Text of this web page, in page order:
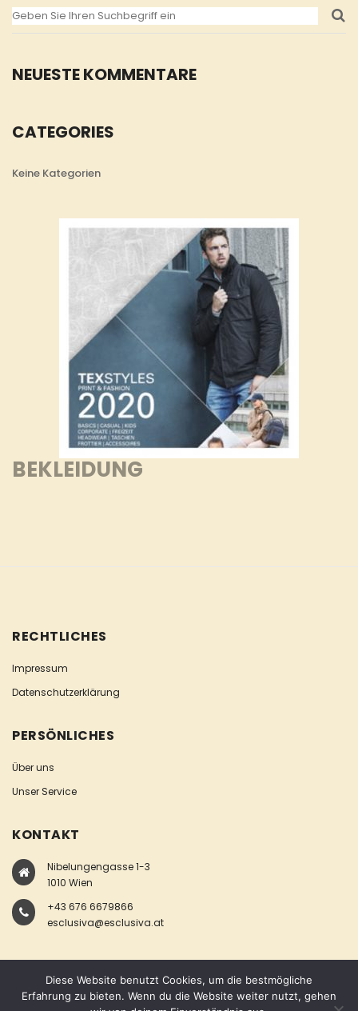
NEUESTE KOMMENTARE
CATEGORIES
Keine Kategorien
BEKLEIDUNG
RECHTLICHES
Impressum
Datenschutzerklärung
PERSÖNLICHES
Über uns
Unser Service
KONTAKT
Nibelungengasse 1-3
1010 Wien
+43 676 6679866
esclusiva@esclusiva.at
Diese Website benutzt Cookies, um die bestmögliche
Erfahrung zu bieten. Wenn du die Website weiter nutzt, gehen